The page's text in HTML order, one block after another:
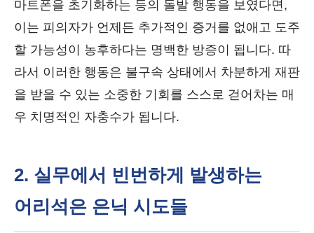
마트폰을 초기화하는 등의 돌발 행동을 보였다면,
이는 피의자가 언제든 추가적인 증거를 없애고 도주
할 가능성이 농후하다는 명백한 방증이 됩니다. 따
라서 이러한 행동은 불구속 상태에서 차분하게 재판
을 받을 수 있는 소중한 기회를 스스로 걷어차는 매
우 치명적인 자충수가 됩니다.
2. 실무에서 빈번하게 발생하는
어리석은 은닉 시도들